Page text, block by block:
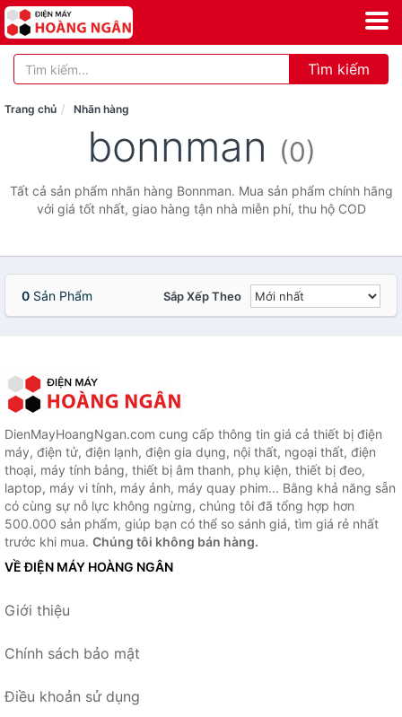
Tìm kiếm
Trang chủ Nhãn hàng
bonnman (0)
Tất cả sản phẩm nhãn hàng Bonnman. Mua sản phẩm chính hãng
với giá tốt nhất, giao hàng tận nhà miễn phí, thu hộ COD
0 Sản Phẩm Sắp Xếp Theo
DienMayHoangNgan.com cung cấp thông tin giá cả thiết bị điện
máy, điện tử, điện lạnh, điện gia dụng, nội thất, ngoại thất, điện
thoại, máy tính bảng, thiết bị âm thanh, phụ kiện, thiết bị đeo,
laptop, máy vi tính, máy ảnh, máy quay phim... Bằng khả năng sẵn
có cùng sự nỗ lực không ngừng, chúng tôi đã tổng hợp hơn
500.000 sản phẩm, giúp bạn có thể so sánh giá, tìm giá rẻ nhất
trước khi mua. Chúng tôi không bán hàng.
VỀ ĐIỆN MÁY HOÀNG NGÂN
Giới thiệu
Chính sách bảo mật
Điều khoản sử dụng